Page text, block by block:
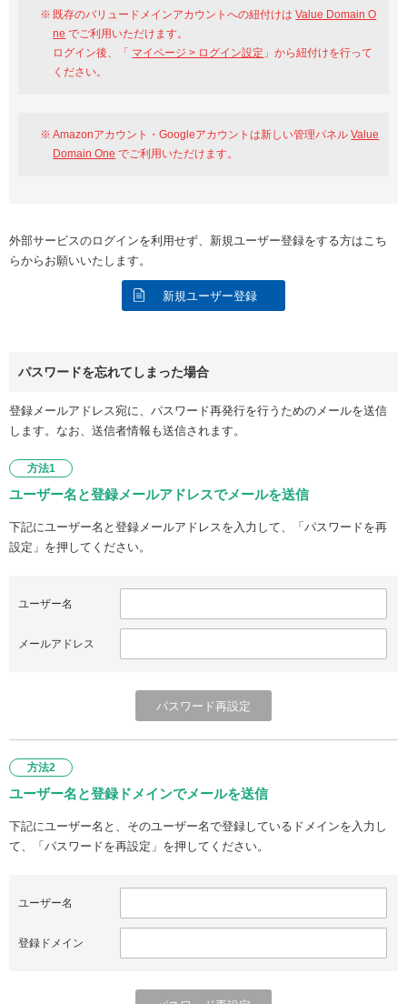
既存のバリュードメインアカウントへの紐付けはValue Domain O
ne でご利用いただけます。
ログイン後、「 マイページ > ログイン設定 」から紐付けを行って
ください。
Amazonアカウント・Googleアカウントは新しい管理パネルValue
Domain One でご利用いただけます。
外部サービスのログインを利用せず、新規ユーザー登録をする方はこち
らからお願いいたします。
新規ユーザー登録
パスワードを忘れてしまった場合
登録メールアドレス宛に、パスワード再発行を行うためのメールを送信
します。なお、送信者情報も送信されます。
方法1
ユーザー名と登録メールアドレスでメールを送信
下記にユーザー名と登録メールアドレスを入力して、「パスワードを再
設定」を押してください。
ユーザー名
メールアドレス
方法2
ユーザー名と登録ドメインでメールを送信
下記にユーザー名と、そのユーザー名で登録しているドメインを入力し
て、「パスワードを再設定」を押してください。
ユーザー名
登録ドメイン